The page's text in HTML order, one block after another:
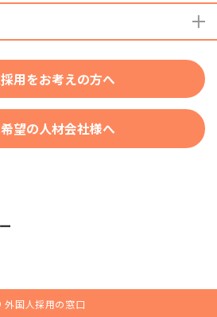
相場
入れ相場
用をお考えの方へ
望の人材会社様へ
外国人採用の窓口